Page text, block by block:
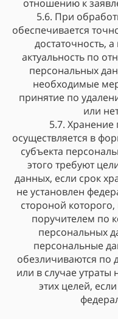
отношению к
5.6. При
обеспечивается
достаточность,
актуальность по
персональных
необходимые
принятие по
или
5.7.
осуществляется в
субъекта
этого требуют
данных, если срок
не установлен
стороной
поручителем по
персональных
персональные
обезличиваются по
или в случае
этих целей,